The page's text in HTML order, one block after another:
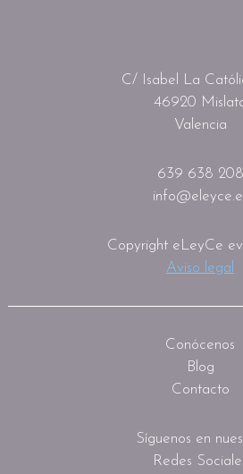
C/ Isabel La
46920
Valencia
639 638 208
Copyright eLeyCe
Aviso legal
Conócenos
Blog
Contacto
Síguenos en
Redes